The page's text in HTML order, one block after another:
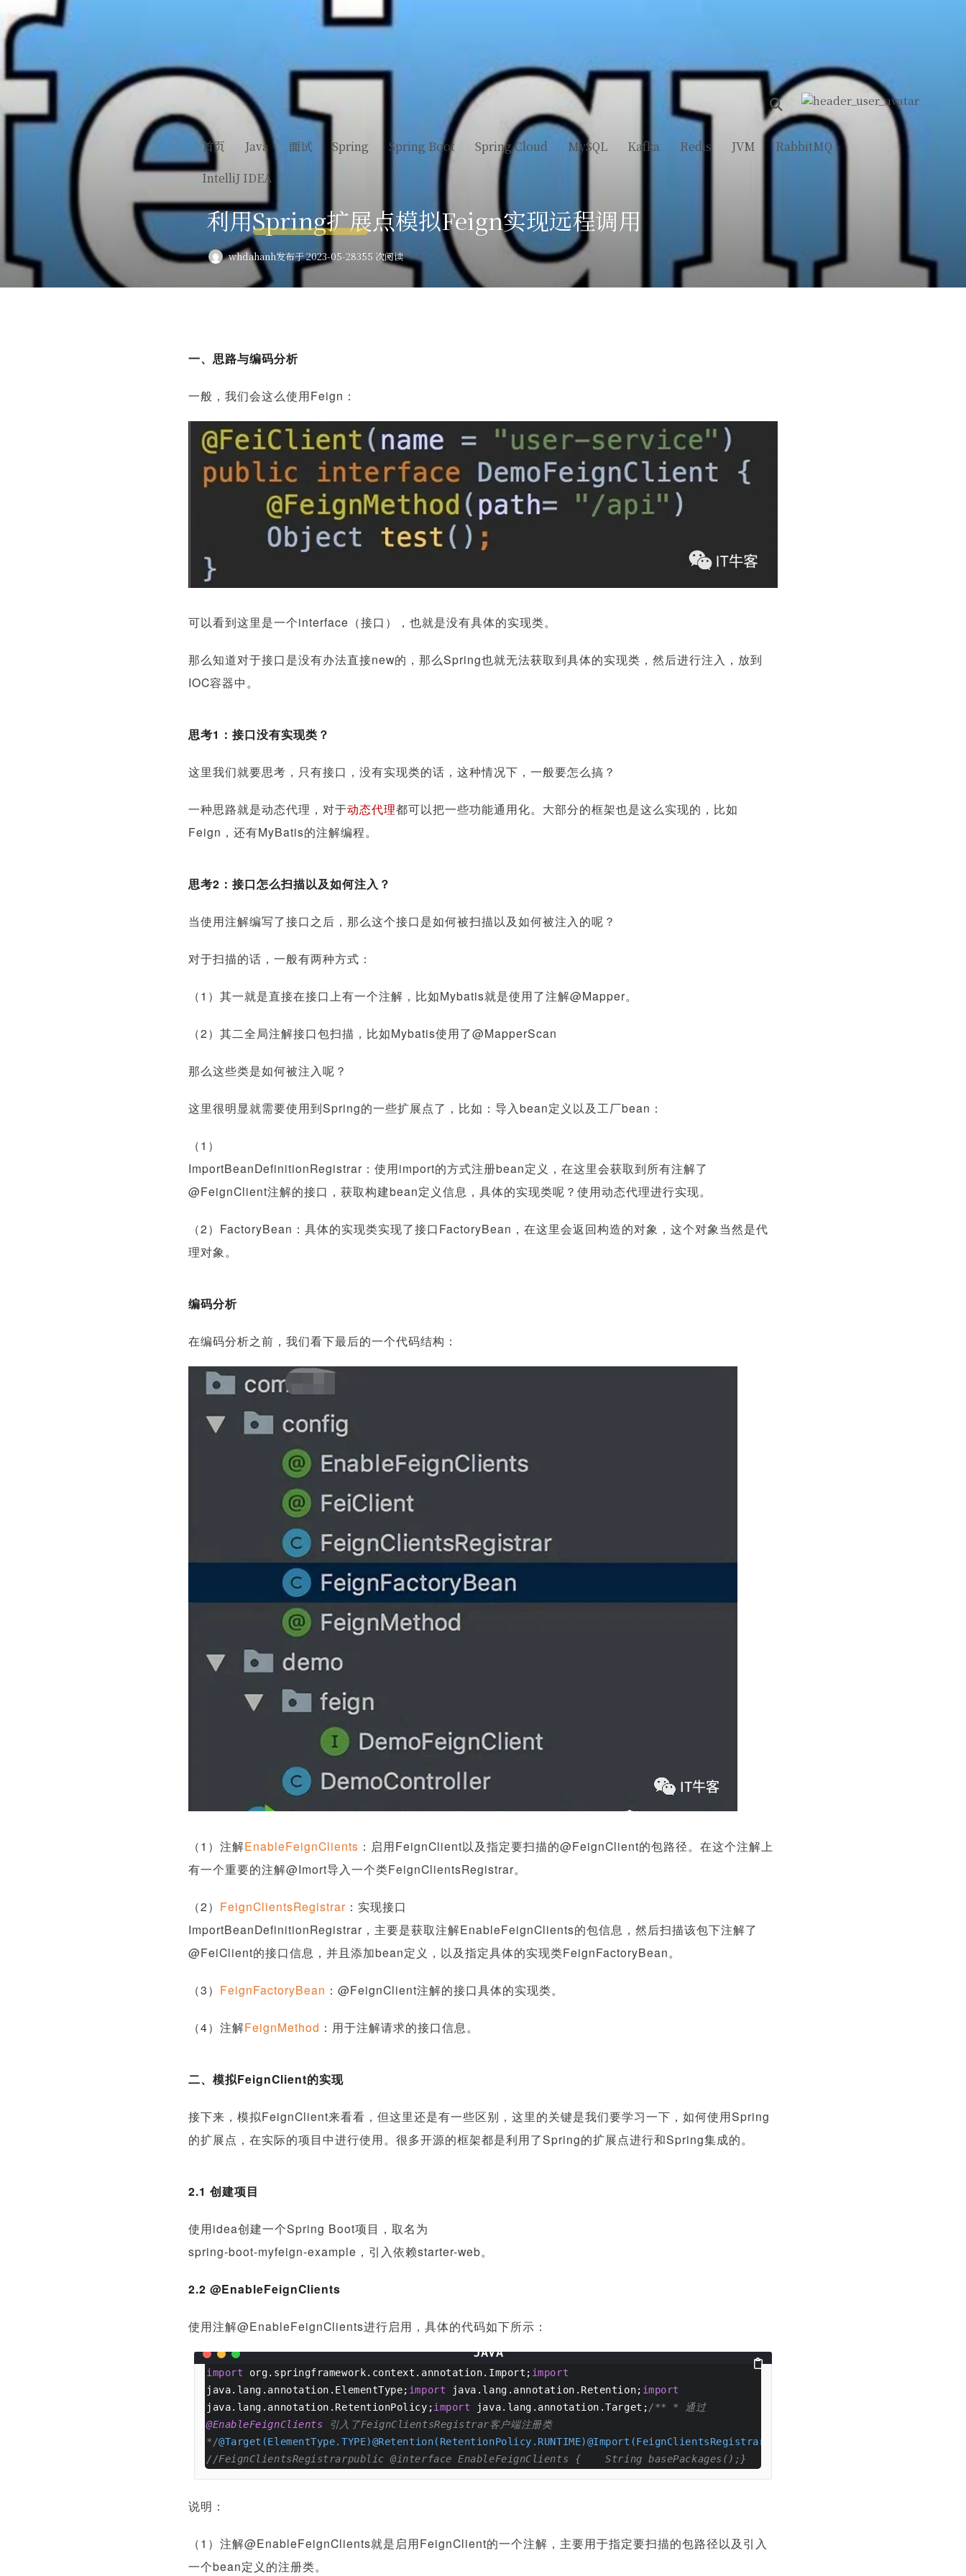
首页 Java 面试 Spring Spring Boot Spring Cloud MySQL Kafka Redis JVM
RabbitMQ
IntelliJ IDEA
利用Spring扩展点模拟Feign实现远程调用
whdahanh发布于 2023-05-28355 次阅读
一、思路与编码分析
一般，我们会这么使用Feign：
可以看到这里是一个interface（接口），也就是没有具体的实现类。
那么知道对于接口是没有办法直接new的，那么Spring也就无法获取到具体的实现类，然后进行注入，放到
IOC容器中。
思考1：接口没有实现类？
这里我们就要思考，只有接口，没有实现类的话，这种情况下，一般要怎么搞？
一种思路就是动态代理，对于动态代理都可以把一些功能通用化。大部分的框架也是这么实现的，比如
Feign，还有MyBatis的注解编程。
思考2：接口怎么扫描以及如何注入？
当使用注解编写了接口之后，那么这个接口是如何被扫描以及如何被注入的呢？
对于扫描的话，一般有两种方式：
（1）其一就是直接在接口上有一个注解，比如Mybatis就是使用了注解@Mapper。
（2）其二全局注解接口包扫描，比如Mybatis使用了@MapperScan
那么这些类是如何被注入呢？
这里很明显就需要使用到Spring的一些扩展点了，比如：导入bean定义以及工厂bean：
（1）
ImportBeanDefinitionRegistrar：使用import的方式注册bean定义，在这里会获取到所有注解了
@FeignClient注解的接口，获取构建bean定义信息，具体的实现类呢？使用动态代理进行实现。
（2）FactoryBean：具体的实现类实现了接口FactoryBean，在这里会返回构造的对象，这个对象当然是代
理对象。
编码分析
在编码分析之前，我们看下最后的一个代码结构：
（1）注解EnableFeignClients ：启用FeignClient以及指定要扫描的@FeignClient的包路径。在这个注解上
有一个重要的注解@Imort导入一个类FeignClientsRegistrar。
（2） FeignClientsRegistrar ：实现接口
ImportBeanDefinitionRegistrar，主要是获取注解EnableFeignClients的包信息，然后扫描该包下注解了
@FeiClient的接口信息，并且添加bean定义，以及指定具体的实现类FeignFactoryBean。
（3） FeignFactoryBean ：@FeignClient注解的接口具体的实现类。
（4）注解FeignMethod ：用于注解请求的接口信息。
二、模拟FeignClient的实现
接下来，模拟FeignClient来看看，但这里还是有一些区别，这里的关键是我们要学习一下，如何使用Spring
的扩展点，在实际的项目中进行使用。很多开源的框架都是利用了Spring的扩展点进行和Spring集成的。
2.1 创建项目
使用idea创建一个Spring Boot项目，取名为
spring-boot-myfeign-example，引入依赖starter-web。
2.2 @EnableFeignClients
使用注解@EnableFeignClients进行启用，具体的代码如下所示：
import org.springframework.context.annotation.Import; import
java.lang.annotation.ElementType; import java.lang.annotation.Retention; import
java.lang.annotation.RetentionPolicy;import java.lang.annotation.Target;
/** * 通过
@EnableFeignClients 引入了FeignClientsRegistrar客户端注册类
*/@Target(ElementType.TYPE)@Retention(RetentionPolicy.RUNTIME)@Import(FeignClientsRegistrar.class)
//FeignClientsRegistrarpublic @interface EnableFeignClients {    String basePackages();}
说明：
（1）注解@EnableFeignClients就是启用FeignClient的一个注解，主要用于指定要扫描的包路径以及引入
一个bean定义的注册类。